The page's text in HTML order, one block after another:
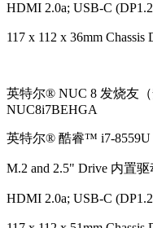
HDMI 2.0a; USB-C
117 x 112 x 36mm Chassis
英特尔® NUC 8 发烧友
NUC8i7BEHGA
英特尔® 酷睿™ i7-8559U
M.2 and 2.5" Drive 内置
HDMI 2.0a; USB-C